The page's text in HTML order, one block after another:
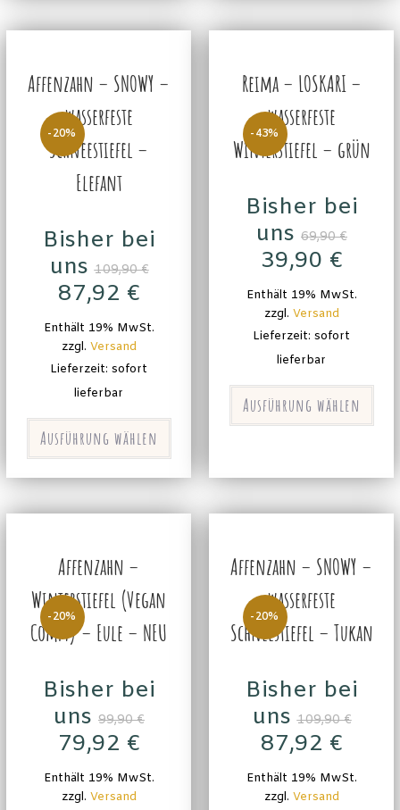
-20%
Affenzahn – SNOWY –
wasserfeste
Schneestiefel –
Elefant
Bisher bei
uns 109,90€
87,92 €
Enthält 19% MwSt.
zzgl. Versand
Lieferzeit: sofort
lieferbar
Ausführung wählen
-43%
Reima – LOSKARI –
wasserfeste
Winterstiefel – grün
Bisher bei
uns 69,90€
39,90 €
Enthält 19% MwSt.
zzgl. Versand
Lieferzeit: sofort
lieferbar
Ausführung wählen
-20%
Affenzahn –
Winterstiefel (Vegan
Comfy) – Eule – NEU
Bisher bei
uns 99,90€
79,92 €
Enthält 19% MwSt.
zzgl. Versand
-20%
Affenzahn – SNOWY –
wasserfeste
Schneestiefel – Tukan
Bisher bei
uns 109,90€
87,92 €
Enthält 19% MwSt.
zzgl. Versand